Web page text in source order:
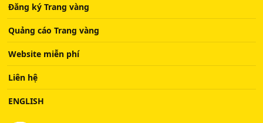
Đăng ký Trang vàng
Quảng cáo Trang vàng
Website miễn phí
Liên hệ
ENGLISH